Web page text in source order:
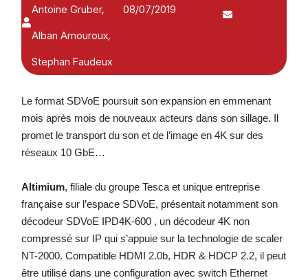
Antoine Gruber,
Alban Amouroux,
Stephan Faudeux
08/07/2019
Le format SDVoE poursuit son expansion en emmenant
mois après mois de nouveaux acteurs dans son sillage. Il
promet le transport du son et de l’image en 4K sur des
réseaux 10 GbE…
Altimium, filiale du groupe Tesca et unique entreprise
française sur l’espace SDVoE, présentait notamment son
décodeur SDVoE IPD4K-600 , un décodeur 4K non
compressé sur IP qui s’appuie sur la technologie de scaler
NT-2000. Compatible HDMI 2.0b, HDR & HDCP 2.2, il peut
être utilisé dans une configuration avec switch Ethernet